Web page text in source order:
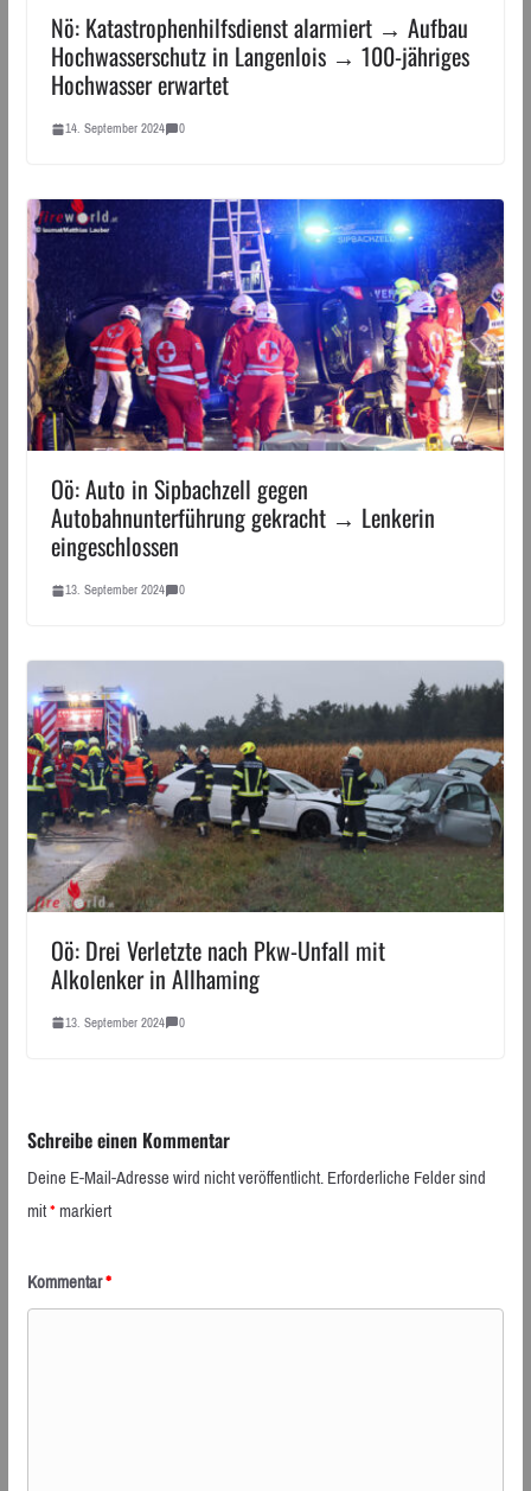
Nö: Katastrophenhilfsdienst alarmiert → Aufbau
Hochwasserschutz in Langenlois → 100-jähriges
Hochwasser erwartet
14. September 2024 0
Oö: Auto in Sipbachzell gegen
Autobahnunterführung gekracht → Lenkerin
eingeschlossen
13. September 2024 0
Oö: Drei Verletzte nach Pkw-Unfall mit
Alkolenker in Allhaming
13. September 2024 0
Schreibe einen Kommentar
Deine E-Mail-Adresse wird nicht veröffentlicht.Erforderliche Felder sind
mit*markiert
Kommentar*